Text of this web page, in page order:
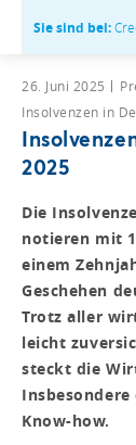
Sie sind bei:
26. Juni 2025
Insolvenzen in
2025
Die
notieren mit
einem
Geschehen
Trotz aller
leicht
steckt die
Know-how.